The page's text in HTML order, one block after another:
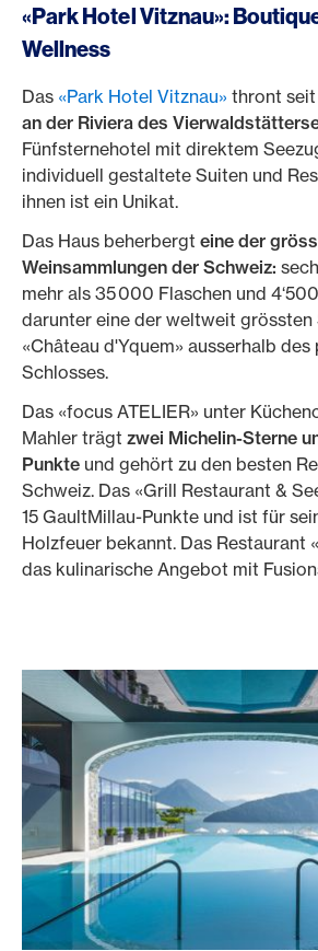
«Park Hotel Vitznau»:
Wellness
Das «Park Hotel Vitznau» thront
an der Riviera des
Fünfsternehotel mit direktem
individuell gestaltete Suiten und
ihnen ist ein Unikat.
Das Haus beherbergt eine der
Weinsammlungen der Schweiz:
mehr als 35 000 Flaschen und
darunter eine der weltweit grössten
«Château d'Yquem» ausserhalb
Schlosses.
Das «focus ATELIER» unter
Mahler trägt zwei Michelin-Sterne
Punkte und gehört zu den besten
Schweiz. Das «Grill Restaurant &
15 GaultMillau-Punkte und ist für
Holzfeuer bekannt. Das Restaurant
das kulinarische Angebot mit